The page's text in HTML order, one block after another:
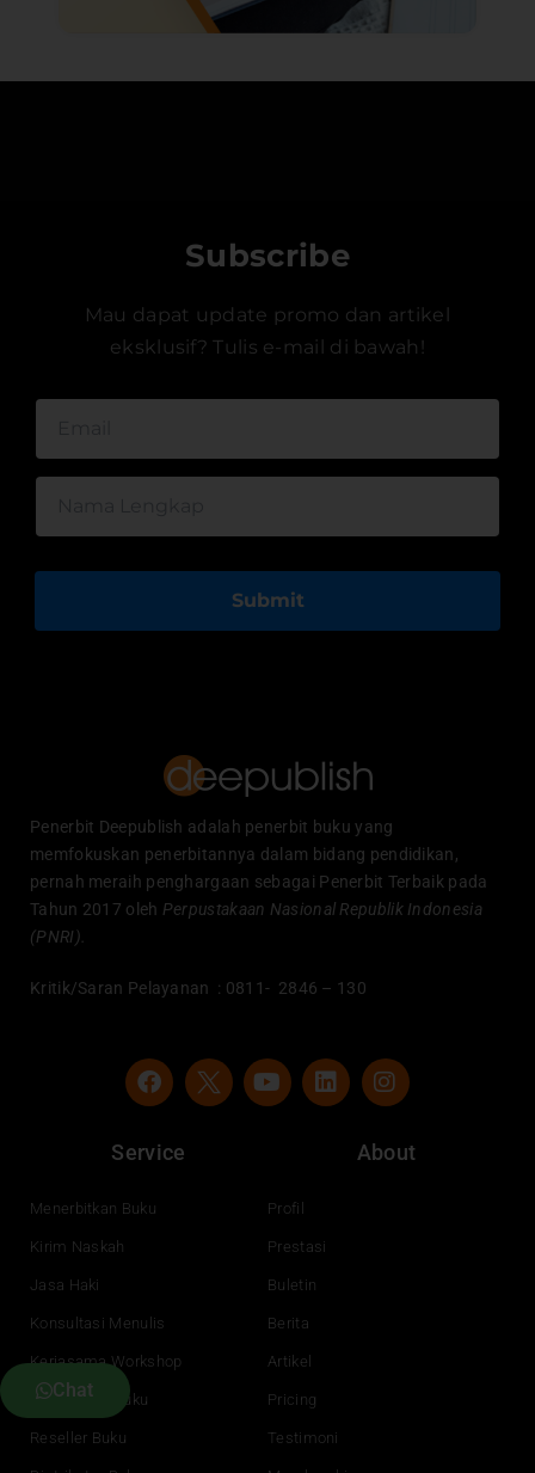
Subscribe
Mau dapat update promo dan artikel
eksklusif? Tulis e-mail di bawah!
Submit
Penerbit Deepublish adalah penerbit buku yang
memfokuskan penerbitannya dalam bidang pendidikan,
pernah meraih penghargaan sebagai Penerbit Terbaik pada
Tahun 2017 oleh Perpustakaan Nasional Republik Indonesia
(PNRI).
Kritik/Saran Pelayanan : 0811- 2846 – 130
F
a
e
b
o
Y
o
e
L
i
n
I
n
a
Service
Menerbitkan Buku
Kirim Naskah
Jasa Haki
Konsultasi Menulis
Kerjasama Workshop
Pengadaan Buku
Reseller Buku
About
Profil
Prestasi
Buletin
Berita
Artikel
Pricing
Testimoni
Chat